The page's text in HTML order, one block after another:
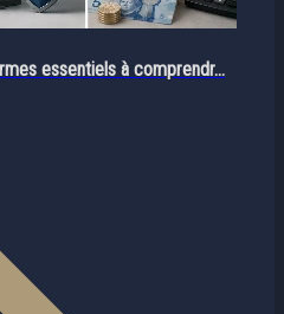
essentiels à comprendr...